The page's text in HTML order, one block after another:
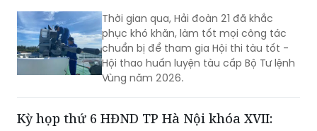
Thời gian qua, Hải đoàn 21 đã khắc
phục khó khăn, làm tốt mọi công tác
chuẩn bị để tham gia Hội thi tàu tốt -
Hội thao huấn luyện tàu cấp Bộ Tư lệnh
Vùng năm 2026.
Kỳ họp thứ 6 HĐND TP Hà Nội khóa XVII: